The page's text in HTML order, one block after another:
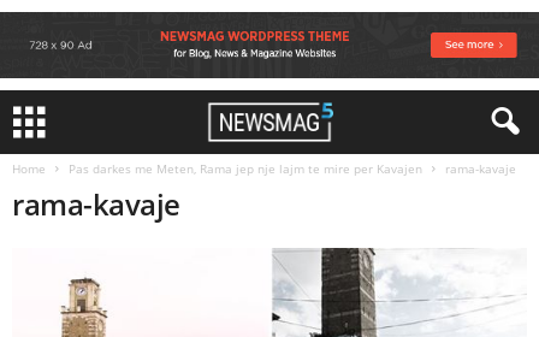
Home Pas darkes me Meten, Rama jep nje lajm te mire per Kavajen rama-kavaje
rama-kavaje